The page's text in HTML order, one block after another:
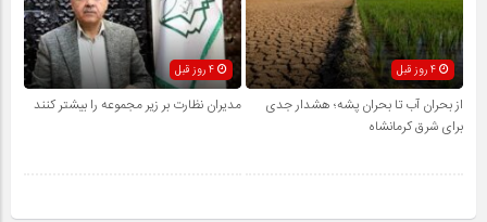
4 روز قبل
از بحران آب تا بحران پشه؛ هشدار جدی
برای شرق کرمانشاه
مدیران نظارت بر زیر مجموعه را بیشتر کنند